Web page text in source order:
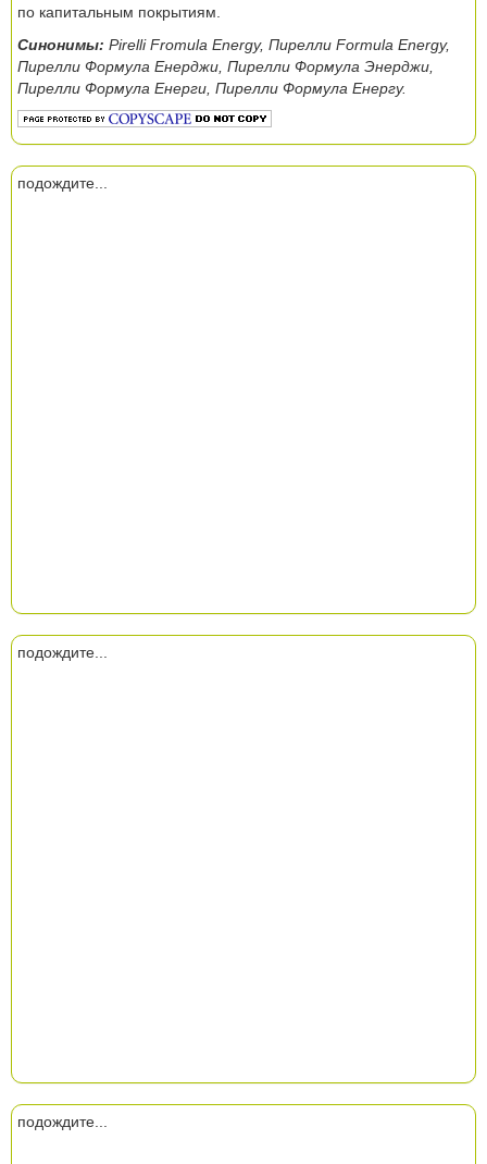
по капитальным покрытиям.
Синонимы: Pirelli Fromula Energy, Пирелли Formula Energy,
Пирелли Формула Енерджи, Пирелли Формула Энерджи,
Пирелли Формула Енерги, Пирелли Формула Енергу.
подождите...
подождите...
подождите...